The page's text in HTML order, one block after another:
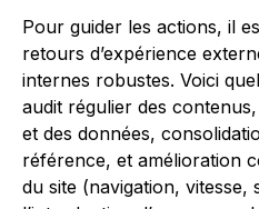
Pour guider les actions, il
retours d’expérience
internes robustes. Voici
audit régulier des
et des données,
référence, et amélioration
du site (navigation, vitesse,